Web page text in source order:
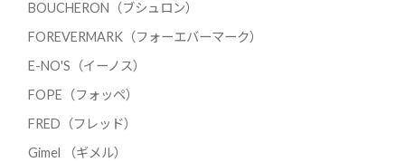
BOUCHERON（ブシュロン）
FOREVERMARK（フォーエバーマーク）
E-NO'S（イーノス）
FOPE（フォッペ）
FRED（フレッド）
Gimel （ギメル）